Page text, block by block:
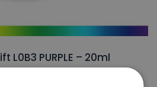
L0B3 PURPLE – 20ml